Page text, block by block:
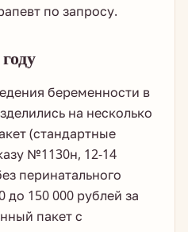
по запросу.
беременности в
на несколько
(стандартные
№1130н, 12-14
перинатального
до 150 000 рублей за
пакет с